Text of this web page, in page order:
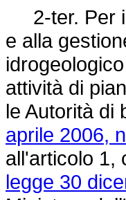
2-ter. Per il
e alla
attività di
le Autorità di
aprile 2006,
all'articolo 1,
legge 30